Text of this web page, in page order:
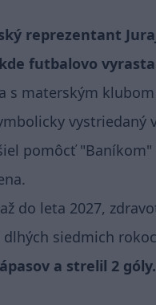
reprezentant
futbalovo
s materským
vystriedaný
pomôcť
do leta 2027,
dlhých siedmich
a strelil 2 góly.